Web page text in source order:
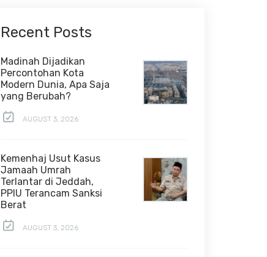
Recent Posts
Madinah Dijadikan
Percontohan Kota
Modern Dunia, Apa Saja
yang Berubah?
AUGUST 3, 2026
Kemenhaj Usut Kasus
Jamaah Umrah
Terlantar di Jeddah,
PPIU Terancam Sanksi
Berat
AUGUST 3, 2026